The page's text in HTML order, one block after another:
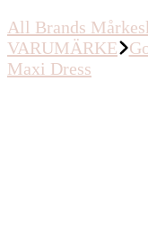
All Brands
VARUMÄRKE
Maxi Dress